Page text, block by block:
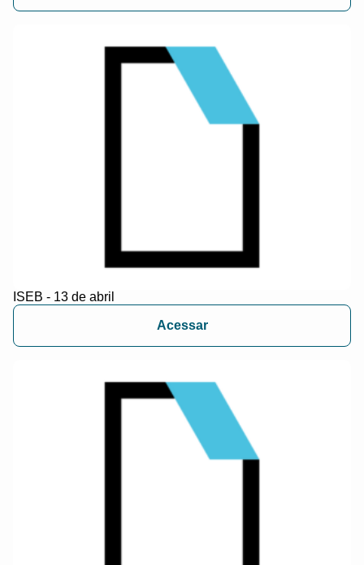
ISEB - 13 de abril
Acessar